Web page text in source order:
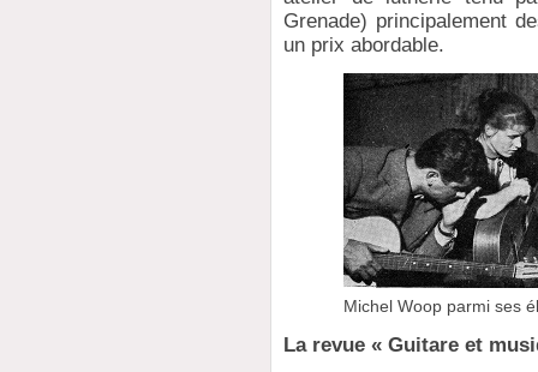
Grenade) principalement
un prix abordable.
Michel Woop parmi ses
La revue « Guitare et